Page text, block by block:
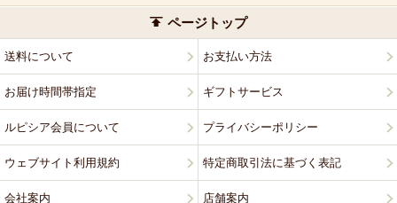
ページトップ
送料について お支払い方法
お届け時間帯指定 ギフトサービス
ルピシア会員について プライバシーポリシー
ウェブサイト利用規約 特定商取引法に基づく表記
会社案内 店舗案内